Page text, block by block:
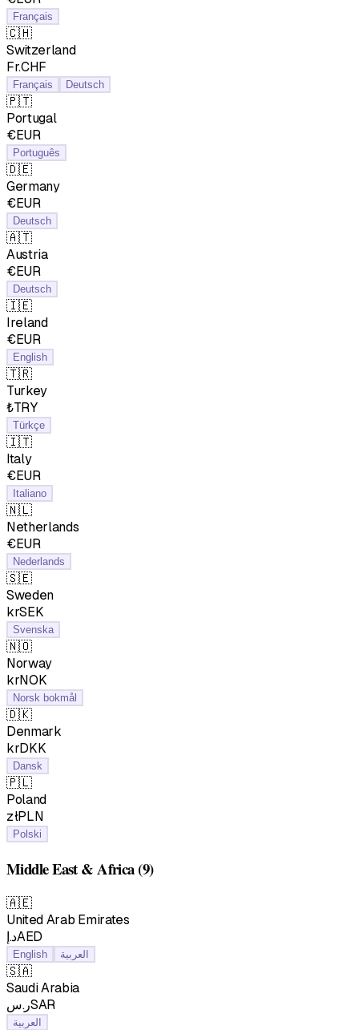
Français
🇨🇭
Switzerland
Fr.CHF
Français Deutsch
🇵🇹
Portugal
€EUR
Português
🇩🇪
Germany
€EUR
Deutsch
🇦🇹
Austria
€EUR
Deutsch
🇮🇪
Ireland
€EUR
English
🇹🇷
Turkey
₺TRY
Türkçe
🇮🇹
Italy
€EUR
Italiano
🇳🇱
Netherlands
€EUR
Nederlands
🇸🇪
Sweden
krSEK
Svenska
🇳🇴
Norway
krNOK
Norsk bokmål
🇩🇰
Denmark
krDKK
Dansk
🇵🇱
Poland
złPLN
Polski
Middle East & Africa(9)
🇦🇪
United Arab Emirates
د.إAED
English العربية
🇸🇦
Saudi Arabia
ر.سSAR
العربية